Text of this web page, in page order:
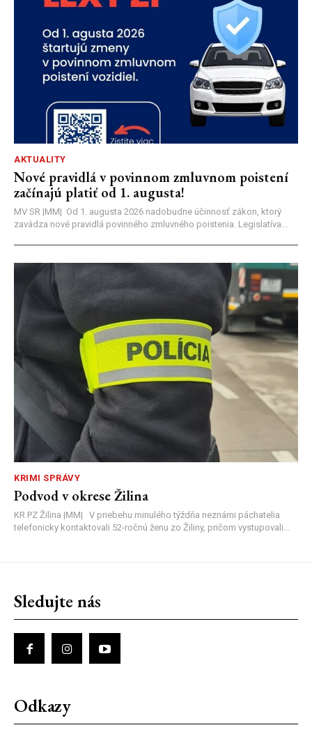
AKTUALITY
Nové pravidlá v povinnom zmluvnom poistení
začínajú platiť od 1. augusta!
MV SR |MM| Od 1. augusta 2026 nadobudne účinnosť zákon, ktorý
zavádza nové pravidlá povinného zmluvného poistenia. Legislatíva...
KRIMI SPRÁVY
Podvod v okrese Žilina
KR PZ Žilina |MM| V priebehu minulého týždňa neznámi páchatelia
telefonicky kontaktovali 52-ročnú ženu zo Žiliny, pričom vystupovali...
Sledujte nás
Odkazy